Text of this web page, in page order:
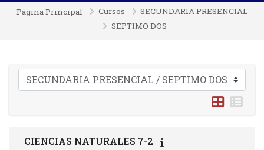
Página Principal Cursos
SECUNDARIA PRESENCIAL
SEPTIMO DOS
Categorías de curso
CIENCIAS NATURALES 7-2